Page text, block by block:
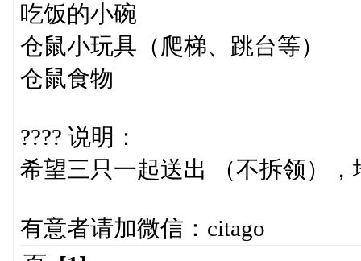
吃饭的小碗
仓鼠小玩具（爬梯、跳台等）
仓鼠食物
???? 说明：
希望三只一起送出 （不拆领）
有意者请加微信：citago